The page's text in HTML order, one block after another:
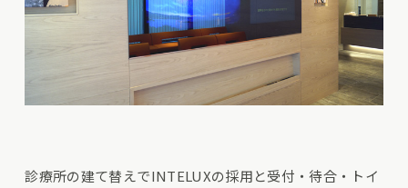
診療所の建て替えでINTELUXの採用と受付・待合・トイ